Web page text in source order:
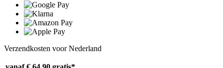
Verzendkosten voor Nederland